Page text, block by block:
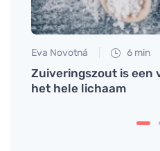
Eva Novotná 6 min
Zuiveringszout is een
het hele lichaam